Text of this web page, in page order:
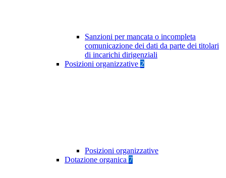
Sanzioni per mancata o incompleta
comunicazione dei dati da parte dei titolari
di incarichi dirigenziali
Posizioni organizzative 2
Posizioni organizzative
Dotazione organica 7